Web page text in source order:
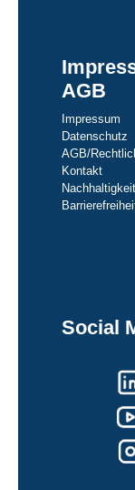
AGB
Impressum
Datenschutz
AGB/
Kontakt
Social